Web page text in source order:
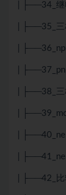
| ├──34_
| ├──35_
|
|
| ├──38_
|
|
|
| ├──42_